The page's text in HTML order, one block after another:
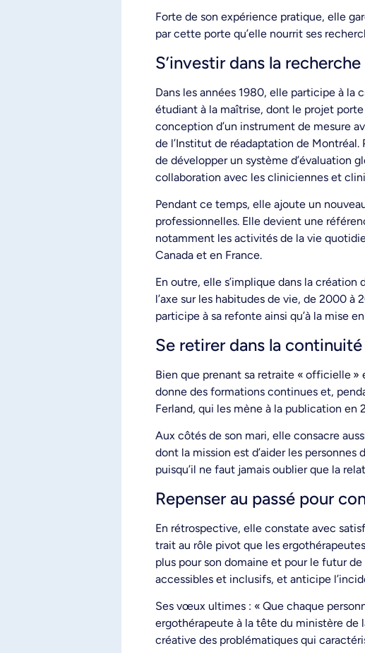
Forte de son expérience pratique, elle
par cette porte qu’elle nourrit ses
S’investir dans la recherche
Dans les années 1980, elle participe à la
étudiant à la maîtrise, dont le projet porte
conception d’un instrument de mesure
de l’Institut de réadaptation de Montréal.
de développer un système d’évaluation
collaboration avec les cliniciennes et
Pendant ce temps, elle ajoute un
professionnelles. Elle devient une
notamment les activités de la vie
Canada et en France.
En outre, elle s’implique dans la
l’axe sur les habitudes de vie, de 2000
participe à sa refonte ainsi qu’à la mise
Se retirer dans la continuité
Bien que prenant sa retraite « officielle
donne des formations continues et,
Ferland, qui les mène à la publication en
Aux côtés de son mari, elle consacre
dont la mission est d’aider les personnes
puisqu’il ne faut jamais oublier que la
Repenser au passé pour
En rétrospective, elle constate avec
trait au rôle pivot que les
plus pour son domaine et pour le futur
accessibles et inclusifs, et anticipe
Ses vœux ultimes : « Que chaque
ergothérapeute à la tête du ministère de
créative des problématiques qui